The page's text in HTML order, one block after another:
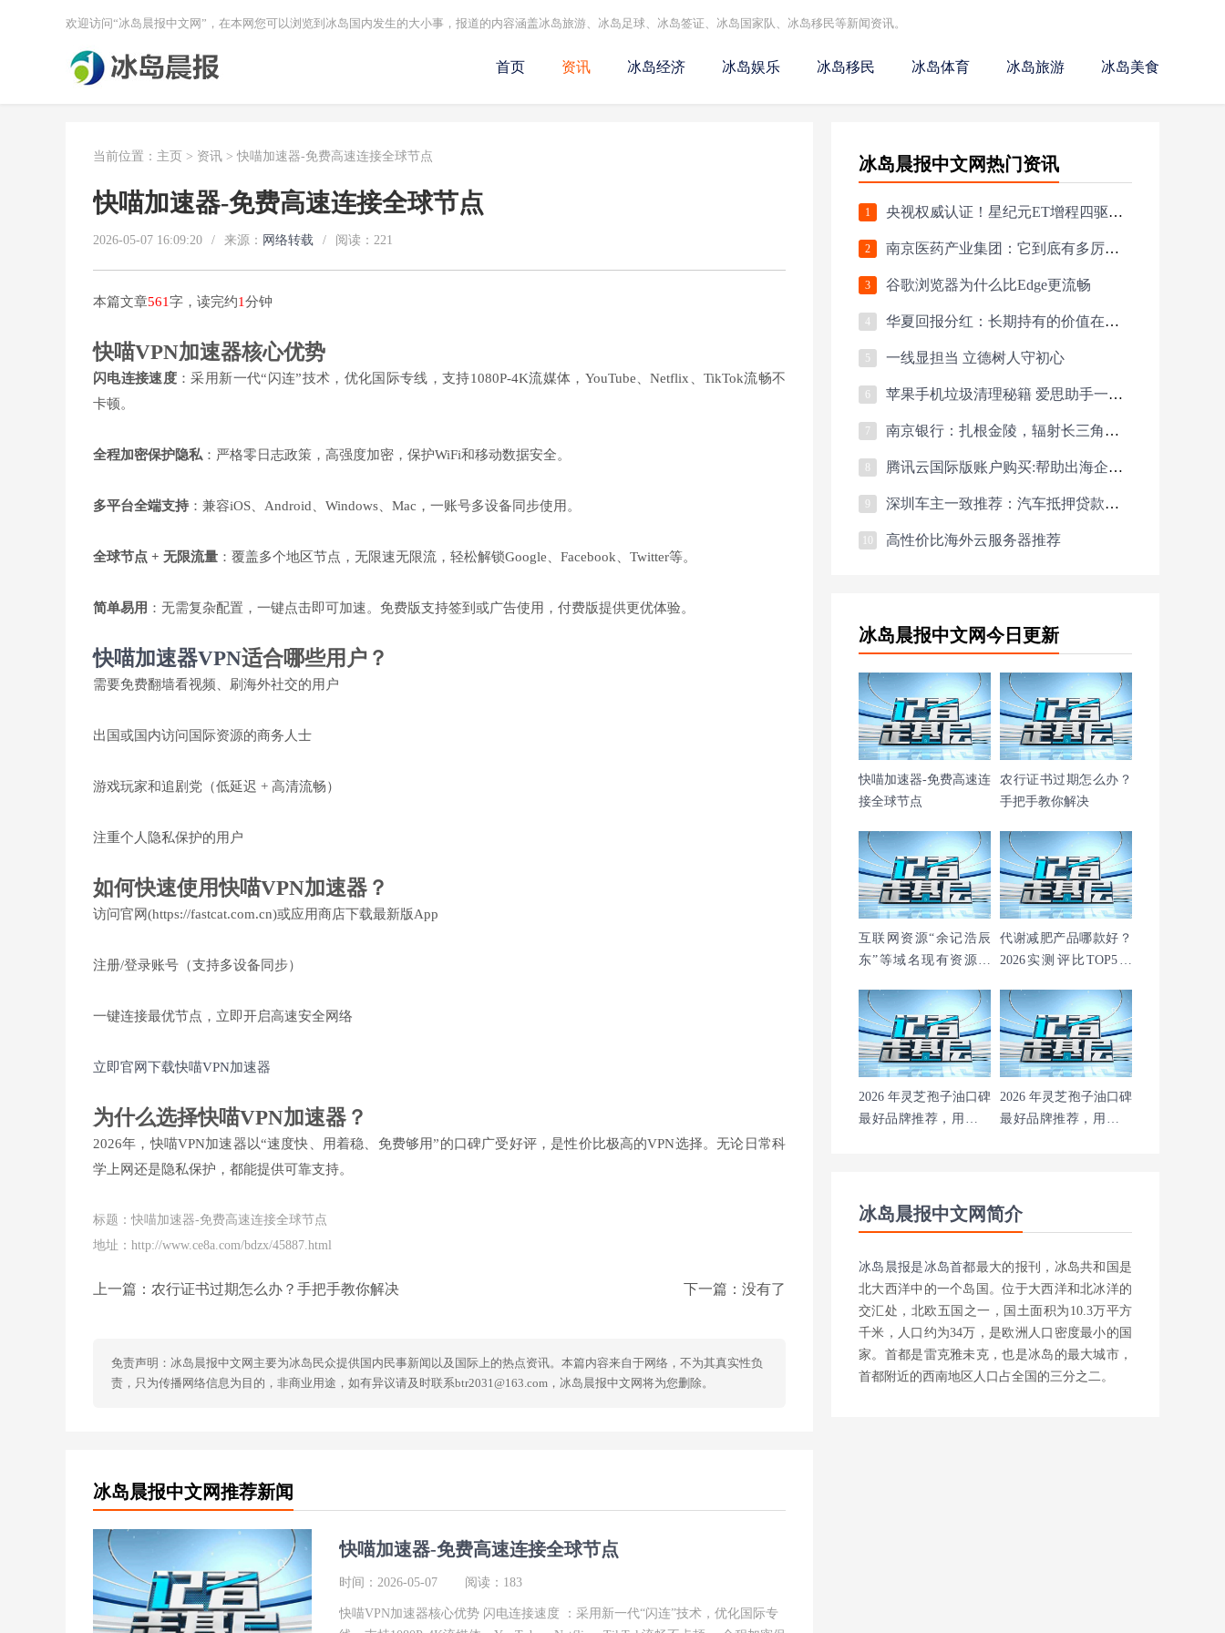
欢迎访问“冰岛晨报中文网”，在本网您可以浏览到冰岛国内发生的大小事，报道的内容涵盖冰岛旅游、冰岛足球、冰岛签证、冰岛国家队、冰岛移民等新闻资讯。
首页 资讯 冰岛经济 冰岛娱乐 冰岛移民 冰岛体育 冰岛旅游 冰岛美食
当前位置： 主页 > 资讯 > 快喵加速器-免费高速连接全球节点
快喵加速器-免费高速连接全球节点
2026-05-07 16:09:20 / 来源： 网络转载 / 阅读： 221
本篇文章561字，读完约1分钟
快喵VPN加速器核心优势
闪电连接速度 ：采用新一代“闪连”技术，优化国际专线，支持1080P-4K流媒体，YouTube、Netflix、TikTok流畅不
卡顿。
全程加密保护隐私 ：严格零日志政策，高强度加密，保护WiFi和移动数据安全。
多平台全端支持：兼容iOS、Android、Windows、Mac，一账号多设备同步使用。
全球节点 + 无限流量 ：覆盖多个地区节点，无限速无限流，轻松解锁Google、Facebook、Twitter等。
简单易用 ：无需复杂配置，一键点击即可加速。免费版支持签到或广告使用，付费版提供更优体验。
快喵加速器VPN适合哪些用户？
需要免费翻墙看视频、刷海外社交的用户
出国或国内访问国际资源的商务人士
游戏玩家和追剧党（低延迟 + 高清流畅）
注重个人隐私保护的用户
如何快速使用快喵VPN加速器？
访问官网(https://fastcat.com.cn)或应用商店下载最新版App
注册/登录账号（支持多设备同步）
一键连接最优节点，立即开启高速安全网络
立即官网下载快喵VPN加速器
为什么选择快喵VPN加速器？
2026年，快喵VPN加速器以“速度快、用着稳、免费够用”的口碑广受好评，是性价比极高的VPN选择。无论日常科
学上网还是隐私保护，都能提供可靠支持。
标题：快喵加速器-免费高速连接全球节点
地址：http://www.ce8a.com/bdzx/45887.html
上一篇： 农行证书过期怎么办？手把手教你解决 下一篇：没有了
免责声明：冰岛晨报中文网主要为冰岛民众提供国内民事新闻以及国际上的热点资讯。本篇内容来自于网络，不为其真实性负
责，只为传播网络信息为目的，非商业用途，如有异议请及时联系btr2031@163.com，冰岛晨报中文网将为您删除。
冰岛晨报中文网推荐新闻
快喵加速器-免费高速连接全球节点
时间：2026-05-07 阅读：183
快喵VPN加速器核心优势 闪电连接速度 ：采用新一代“闪连”技术，优化国际专
冰岛晨报中文网热门资讯
1 央视权威认证！星纪元ET增程四驱荣获第五届《汽车风云盛典》“2024风云车”大
2 南京医药产业集团：它到底有多厉害？
3 谷歌浏览器为什么比Edge更流畅
4 华夏回报分红：长期持有的价值在哪里？
5 一线显担当 立德树人守初心
6 苹果手机垃圾清理秘籍 爱思助手一键搞定
7 南京银行：扎根金陵，辐射长三角的金融力量
腾讯云国际版账户购买:帮助出海企业解决上云支付难题
9 深圳车主一致推荐：汽车抵押贷款雷经理
高性价比海外云服务器推荐
冰岛晨报中文网今日更新
快喵加速器-免费高速连
接全球节点
农行证书过期怎么办？
手把手教你解决
互联网资源“余记浩辰
东”等域名现有资源转
代谢减肥产品哪款好？
2026实测评比TOP5，
分解析必看
2026 年灵芝孢子油口碑
最好品牌推荐，用户复
2026 年灵芝孢子油口碑
最好品牌推荐，用户复
冰岛晨报中文网简介
冰岛晨报是冰岛首都最大的报刊，冰岛共和国是
北大西洋中的一个岛国。位于大西洋和北冰洋的
交汇处，北欧五国之一，国土面积为10.3万平方
千米，人口约为34万，是欧洲人口密度最小的国
家。首都是雷克雅未克，也是冰岛的最大城市，
首都附近的西南地区人口占全国的三分之二。